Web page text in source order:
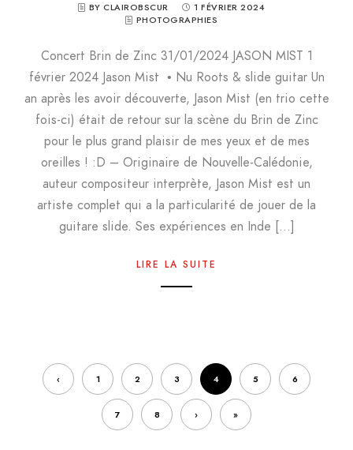
BY CLAIROBSCUR
1 FÉVRIER 2024
PHOTOGRAPHIES
Concert Brin de Zinc 31/01/2024 JASON MIST 1
février 2024 Jason Mist • Nu Roots & slide guitar Un
an après les avoir découverte, Jason Mist (en trio cette
fois-ci) était de retour sur la scène du Brin de Zinc
pour le plus grand plaisir de mes yeux et de mes
oreilles ! :D – Originaire de Nouvelle-Calédonie,
auteur compositeur interprète, Jason Mist est un
artiste complet qui a la particularité de jouer de la
guitare slide. Ses expériences en Inde […]
LIRE LA SUITE
‹ 1 2 3 4 5 6
7 8 › »